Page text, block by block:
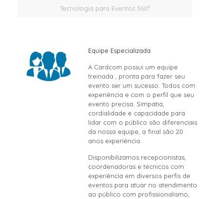
Tecnologia para Eventos 360º
Equipe Especializada
A Cardcom possui um equipe
treinada , pronta para fazer seu
evento ser um sucesso. Todos com
experiência e com o perfil que seu
evento precisa. Simpatia,
cordialidade e capacidade para
lidar com o público são diferenciais
da nossa equipe, a final são 20
anos experiência.
Disponibilizamos recepcionistas,
coordenadoras e técnicos com
experiência em diversos perfis de
eventos para atuar no atendimento
ao público com profissionalismo,